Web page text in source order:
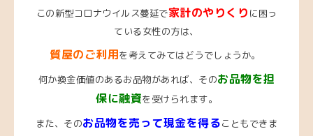
この新型コロナウイルス蔓延で家計のやりくり に困っ
ている女性の方は、
質屋のご利用を考えてみてはどうでしょうか。
何か換金価値のあるお品物があれば、そのお品物を担
保に融資を受けられます。
また、そのお品物を売って現金を得ることもできま